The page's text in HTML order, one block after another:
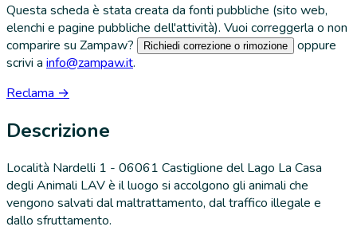
Questa scheda è stata creata da fonti pubbliche (sito web,
elenchi e pagine pubbliche dell'attività). Vuoi correggerla o non
comparire su Zampaw?
Richiedi correzione o rimozione
oppure
scrivi a info@zampaw.it.
Reclama →
Descrizione
Località Nardelli 1 - 06061 Castiglione del Lago La Casa
degli Animali LAV è il luogo si accolgono gli animali che
vengono salvati dal maltrattamento, dal traffico illegale e
dallo sfruttamento.